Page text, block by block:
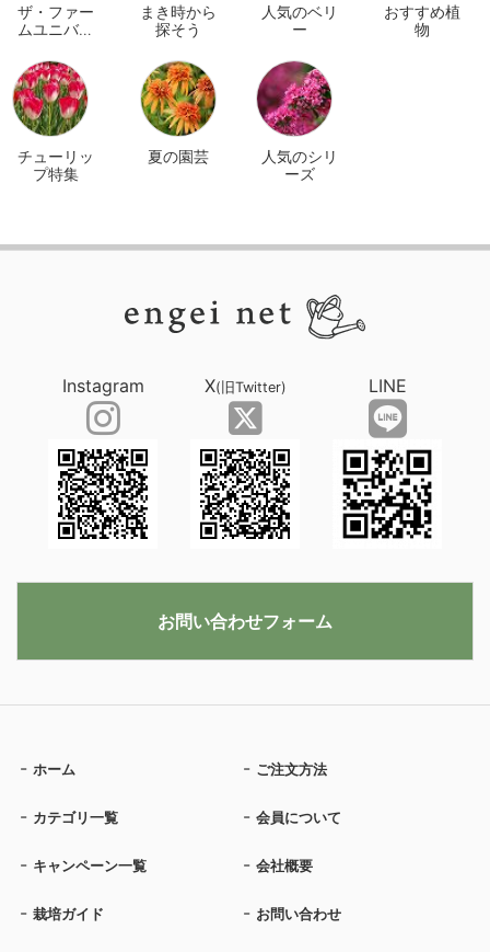
ザ・ファー
ムユニバー
イン
まき時から
探そう
人気のベリ
ー
おすすめ植
物
チューリッ
プ特集
夏の園芸
人気のシリ
ーズ
ホーム ご注文方法
カテゴリ一覧 会員について
キャンペーン一覧 会社概要
栽培ガイド お問い合わせ
Instagram X(旧Twitter) LINE
お問い合わせフォーム